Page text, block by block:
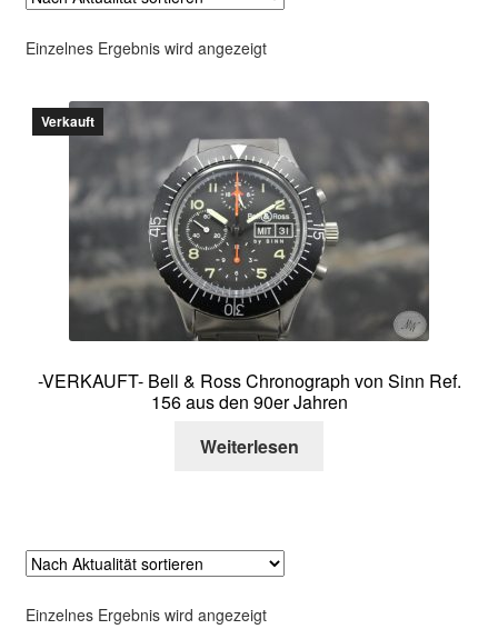
Archiv
Über mich
Kontakt
Einzelnes Ergebnis wird angezeigt
Verkauft
-VERKAUFT- Bell & Ross Chronograph von Sinn Ref.
156 aus den 90er Jahren
Weiterlesen
Einzelnes Ergebnis wird angezeigt